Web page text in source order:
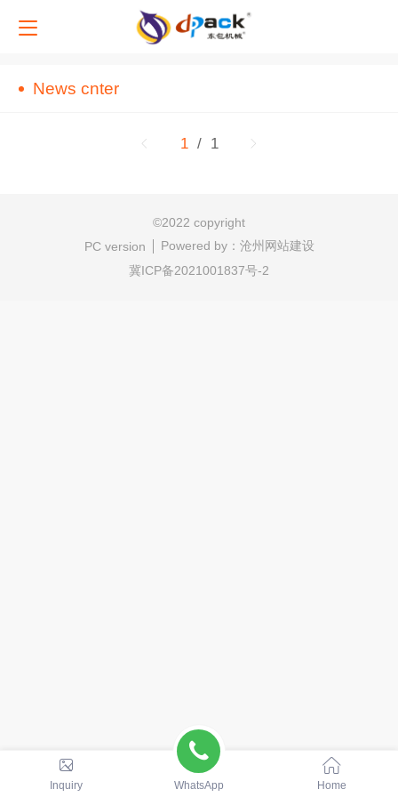
News cnter
1 / 1
©2022 copyright
PC version
Powered by： 沧州网站建设
冀ICP备2021001837号-2
Inquiry WhatsApp Home